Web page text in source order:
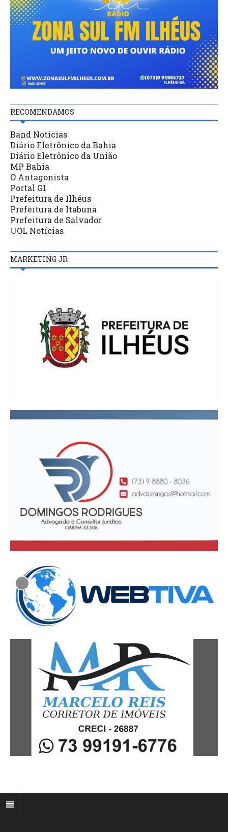
RECOMENDAMOS
Band Notícias
Diário Eletrônico da Bahia
Diário Eletrônico da União
MP Bahia
O Antagonista
Portal G1
Prefeitura de Ilhéus
Prefeitura de Itabuna
Prefeitura de Salvador
UOL Notícias
MARKETING JR